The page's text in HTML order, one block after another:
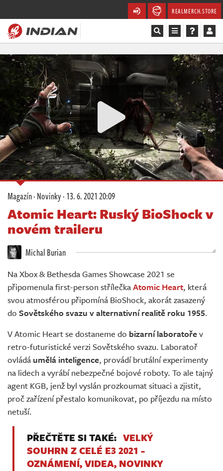
REALMERCH.STORE
Magazín
Recenze
Videa
Soutěže
Databáze
Komunita
Redakce
Živě
Magazín·Novinky·13. 6. 2021 20:09
Atomic Heart: Ruský BioShock v
novém traileru
Michal Burian
Na Xbox & Bethesda Games Showcase 2021 se
připomenula first-person střílečkaAtomic Heart, která
svou atmosférou připomíná BioShock, akorát zasazený
do Sovětského svazu v alternativní realitě roku 1955.
V Atomic Heart se dostaneme do bizarní laboratořev
retro-futuristické verzi Sovětského svazu. Laboratoř
ovládá umělá inteligence, provádí brutální experimenty
na lidech a vyrábí nebezpečné bojové roboty. To ale tajný
agent KGB, jenž byl vyslán prozkoumat situaci a zjistit,
proč zařízení přestalo komunikovat, po příjezdu na místo
netuší.
PŘEČTĚTE SI TAKÉ: VELKÝ
SOUHRN Z CELÉ E3 2021 -
OZNÁMENÍ, VIDEA, NOVINKY